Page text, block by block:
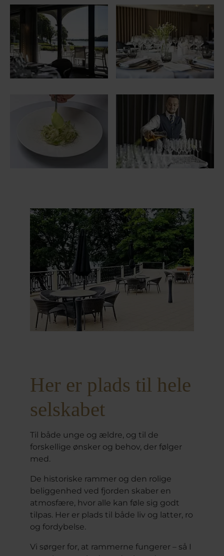
Her er plads til hele
selskabet
Til både unge og ældre, og til de
forskellige ønsker og behov, der følger
med.
De historiske rammer og den rolige
beliggenhed ved fjorden skaber en
atmosfære, hvor alle kan føle sig godt
tilpas. Her er plads til både liv og latter, ro
og fordybelse.
Vi sørger for, at rammerne fungerer – så I